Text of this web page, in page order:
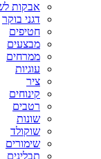
אבקות
דגני בוקר
חטיפים
מבצעים
ממרחים
עוגיות
ציר
קינוחים
רטבים
שונות
שוקולד
שימורים
תבלינים